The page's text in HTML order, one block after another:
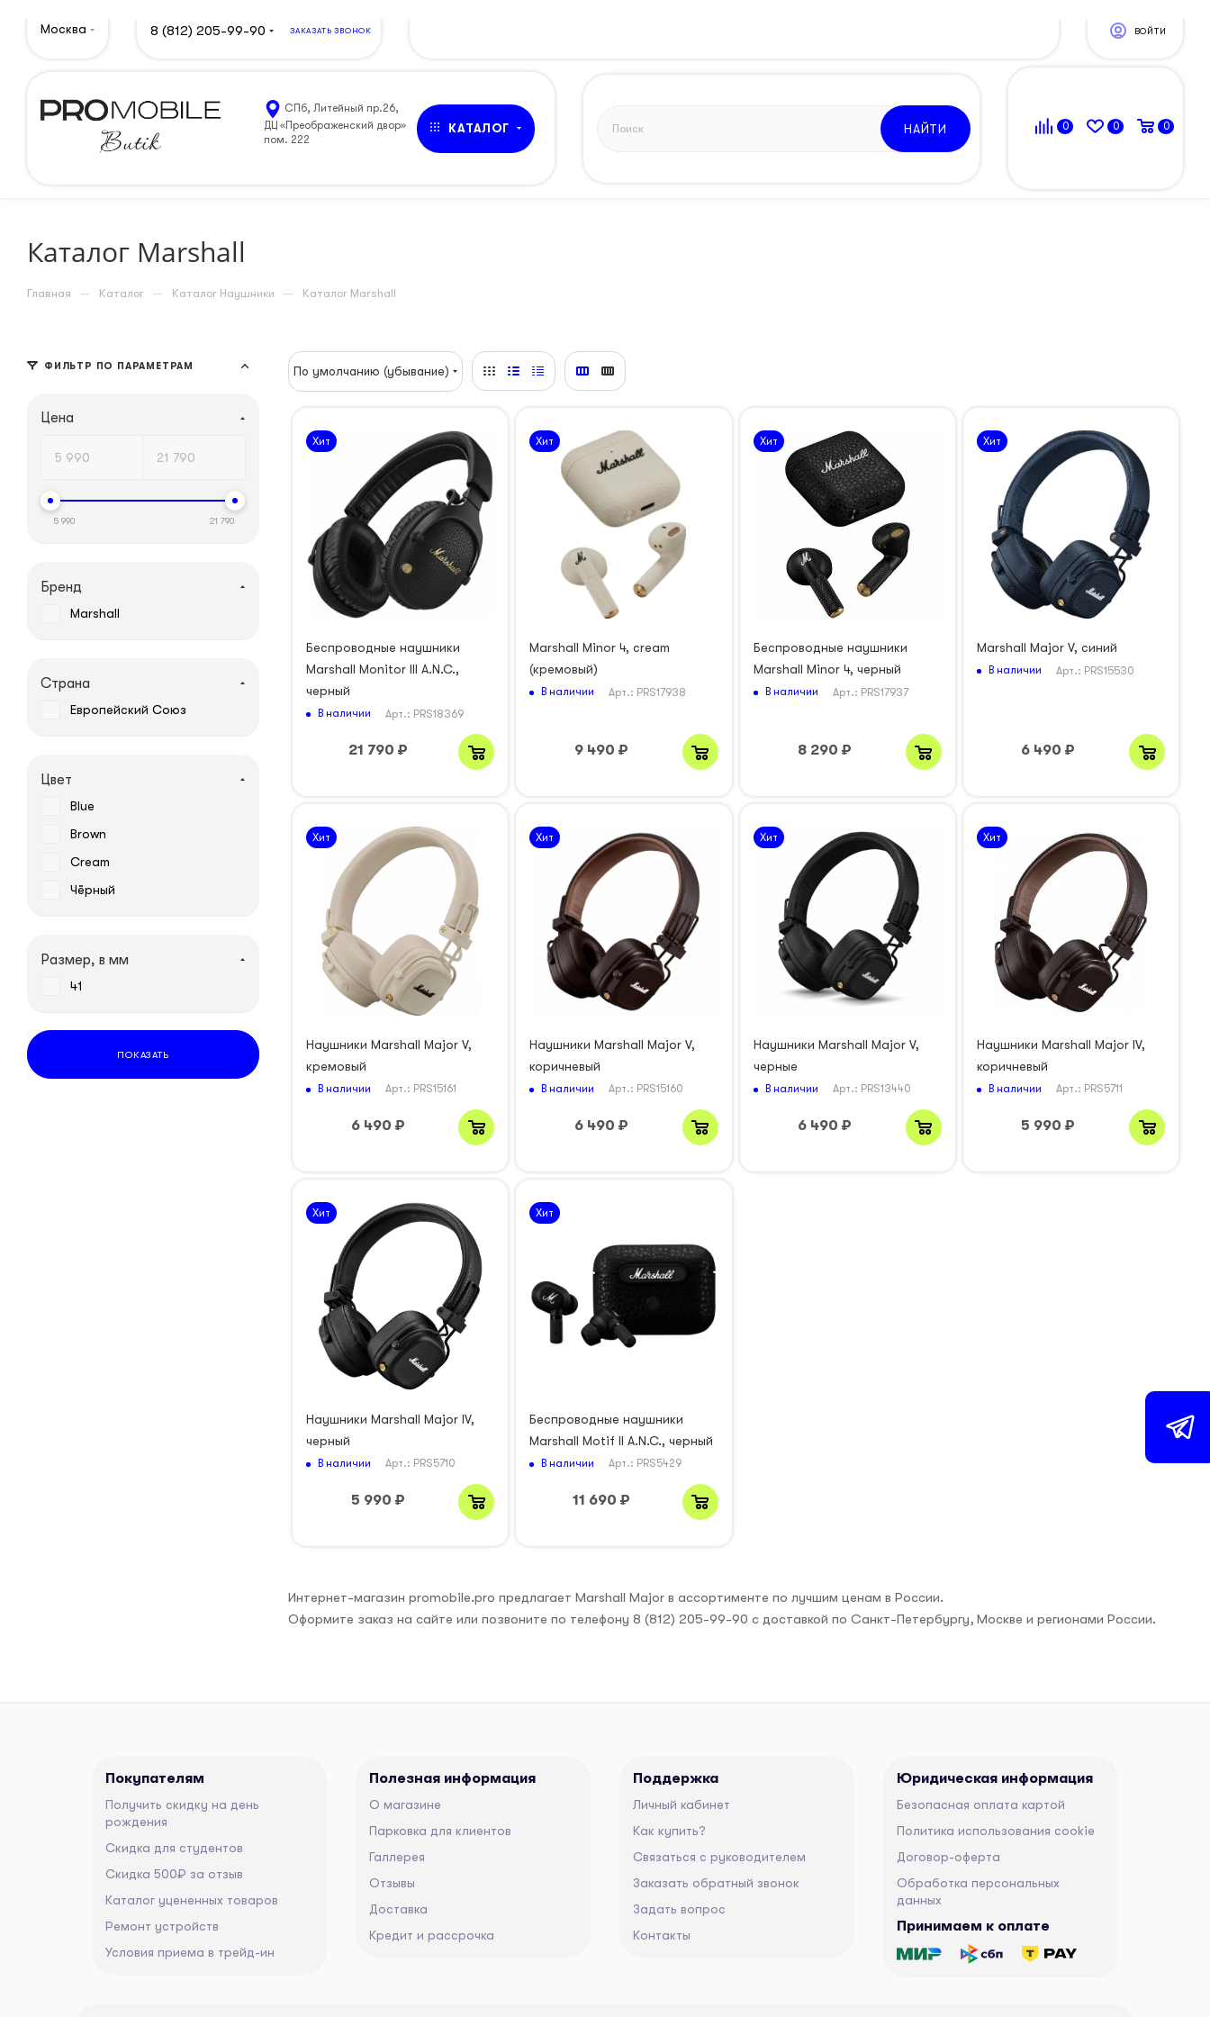
Москва 8 (812) 205-99-90 ЗАКАЗАТЬ ЗВОНОК ВОЙТИ
СПб, Литейный пр.26,
ДЦ «Преображенский двор»
пом. 222
КАТАЛОГ НАЙТИ 0 0 0
Каталог Marshall
Главная — Каталог — Каталог Наушники — Каталог Marshall
По умолчанию (убывание)
Хит
Беспроводные наушники
Marshall Monitor III A.N.C.,
черный
В наличии Арт.: PRS18369
21 790 ₽
Хит
Marshall Minor 4, сream
(кремовый)
В наличии Арт.: PRS17938
9 490 ₽
Хит
Беспроводные наушники
Marshall Minor 4, черный
В наличии Арт.: PRS17937
8 290 ₽
Хит
Marshall Major V, синий
В наличии Арт.: PRS15530
6 490 ₽
Хит
Наушники Marshall Major V,
кремовый
В наличии Арт.: PRS15161
6 490 ₽
Хит
Наушники Marshall Major V,
коричневый
В наличии Арт.: PRS15160
6 490 ₽
Хит
Наушники Marshall Major V,
черные
В наличии Арт.: PRS13440
6 490 ₽
Хит
Наушники Marshall Major IV,
коричневый
В наличии Арт.: PRS5711
5 990 ₽
Хит
Наушники Marshall Major IV,
черный
В наличии Арт.: PRS5710
5 990 ₽
Хит
Беспроводные наушники
Marshall Motif II A.N.C., черный
В наличии Арт.: PRS5429
11 690 ₽
Интернет-магазин promobile.pro предлагает Marshall Major в ассортименте по лучшим ценам в России.
Оформите заказ на сайте или позвоните по телефону 8 (812) 205-99-90 с доставкой по Санкт-Петербургу, Москве и регионами России.
ФИЛЬТР ПО ПАРАМЕТРАМ
Цена
5 990 21 790
Бренд
Marshall
Страна
Европейский Союз
Цвет
Blue
Brown
Cream
Чёрный
Размер, в мм
41
ПОКАЗАТЬ
Покупателям
Получить скидку на день
рождения
Скидка для студентов
Скидка 500₽ за отзыв
Каталог уцененных товаров
Ремонт устройств
Условия приема в трейд-ин
Полезная информация
О магазине
Парковка для клиентов
Галлерея
Отзывы
Доставка
Кредит и рассрочка
Поддержка
Личный кабинет
Как купить?
Связаться с руководителем
Заказать обратный звонок
Задать вопрос
Контакты
Юридическая информация
Безопасная оплата картой
Политика использования cookie
Договор-оферта
Обработка персональных
данных
Принимаем к оплате